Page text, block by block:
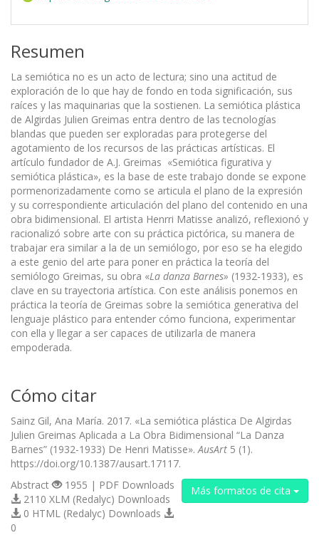
Resumen
La semiótica no es un acto de lectura; sino una actitud de
exploración de lo que hay de fondo en toda significación, sus
raíces y las maquinarias que la sostienen. La semiótica plástica
de Algirdas Julien Greimas entra dentro de las tecnologías
blandas que pueden ser exploradas para protegerse del
agotamiento de los recursos de las prácticas artísticas. El
artículo fundador de A.J. Greimas «Semiótica figurativa y
semiótica plástica», es la base de este trabajo donde se expone
pormenorizadamente como se articula el plano de la expresión
y su correspondiente articulación del plano del contenido en una
obra bidimensional. El artista Henrri Matisse analizó, reflexionó y
racionalizó sobre arte con su práctica pictórica, su manera de
trabajar era similar a la de un semiólogo, por eso se ha elegido
a este genio del arte para poner en práctica la teoría del
semiólogo Greimas, su obra «La danza Barnes» (1932-1933), es
clave en su trayectoria artística. Con este análisis ponemos en
práctica la teoría de Greimas sobre la semiótica generativa del
lenguaje plástico para entender cómo funciona, experimentar
con ella y llegar a ser capaces de utilizarla de manera
empoderada.
Cómo citar
Sainz Gil, Ana María. 2017. «La semiótica plástica De Algirdas
Julien Greimas Aplicada a La Obra Bidimensional “La Danza
Barnes” (1932-1933) De Henri Matisse». AusArt 5 (1).
https://doi.org/10.1387/ausart.17117.
Más formatos de cita
Abstract
1955 | PDF Downloads
2110 XLM (Redalyc) Downloads
0 HTML (Redalyc) Downloads
0